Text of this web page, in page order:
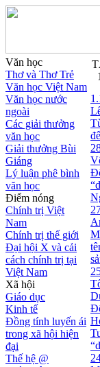
Văn học
Thơ và Thơ Trẻ
Văn học Việt Nam
Văn học nước
ngoài
Các giải thưởng
văn học
Giải thưởng Bùi
Giáng
Lý luận phê bình
văn học
Điểm nóng
Chính trị Việt
Nam
Chính trị thế giới
Đại hội X và cải
cách chính trị tại
Việt Nam
Xã hội
Giáo dục
Kinh tế
Đồng tính luyến ái
trong xã hội hiện
đại
Thế hệ @